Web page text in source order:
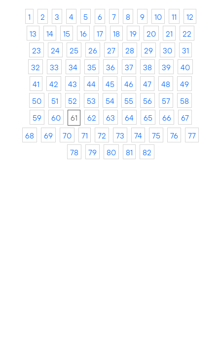
1 2 3 4 5 6 7 8 9 10 11
12
13
14 15 16 17 18 19 20 21
22
23
24 25 26 27 28 29 30
31
32
33 34 35 36 37 38 39
40
41
42 43 44 45 46 47 48
49
50
51 52 53 54 55 56 57
58
59
60 61 62 63 64 65 66
67
68
69 70 71 72 73 74 75 76
77
78
79 80 81 82